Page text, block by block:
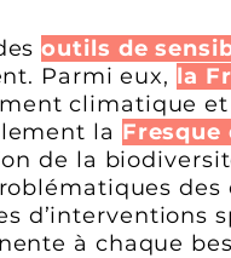
outils de
Parmi eux, la
climatique
la
de la
d’interventions
à chaque